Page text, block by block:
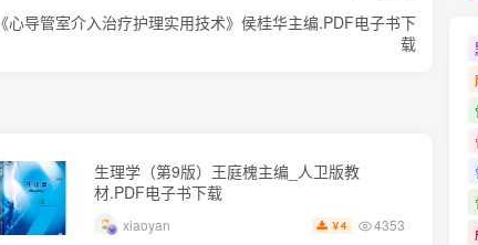
《心导管室介入治疗护理实用技术》侯桂华主编.PDF电子书下
载
生理学（第9版）王庭槐主编_人卫版教
材.PDF电子书下载
xiaoyan ￥4 4353